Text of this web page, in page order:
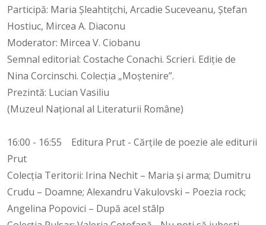
Participă: Maria Șleahtițchi, Arcadie Suceveanu, Ștefan
Hostiuc, Mircea A. Diaconu
Moderator: Mircea V. Ciobanu
Semnal editorial: Costache Conachi. Scrieri. Ediție de
Nina Corcinschi. Colecția „Moștenire”.
Prezintă: Lucian Vasiliu
(Muzeul Național al Literaturii Române)
16:00 - 16:55 Editura Prut - Cărțile de poezie ale editurii
Prut
Colecția Teritorii: Irina Nechit – Maria și arma; Dumitru
Crudu – Doamne; Alexandru Vakulovski – Poezia rock;
Angelina Popovici – După acel stâlp